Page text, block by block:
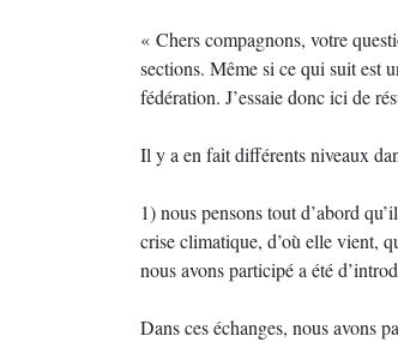
« Chers compagnons, votre
sections. Même si ce qui suit est
fédération. J’essaie donc ici de
Il y a en fait différents niveaux
1) nous pensons tout d’abord
crise climatique, d’où elle vient,
nous avons participé a été
Dans ces échanges, nous avons